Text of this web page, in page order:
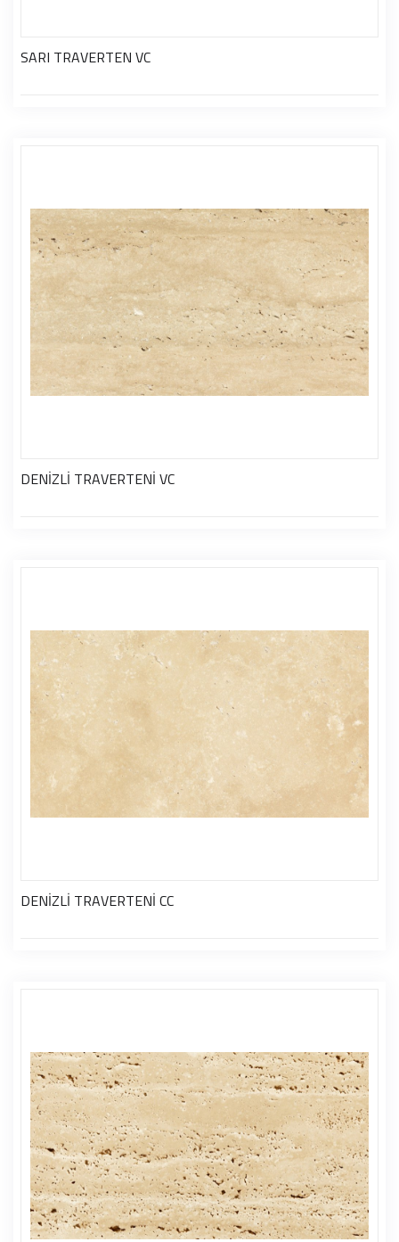
SARI TRAVERTEN VC
DENİZLİ TRAVERTENİ VC
DENİZLİ TRAVERTENİ CC